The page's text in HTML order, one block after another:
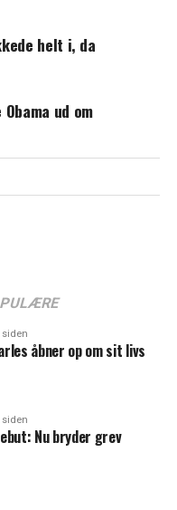
Trump tillykke:
helt i, da
ud om
siden
åbner op om sit livs
siden
Nu bryder grev